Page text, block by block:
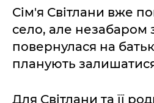
Сім'я Світлани вже
село, але незабаром
повернулася на
планують залишатися
Для Світлани та її